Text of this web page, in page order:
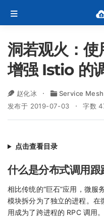
洞若观火：
增强 Istio 的
赵化冰
Service Mesh
发布于 2019-07-03
字数
点击查看目录
什么是分布式调用跟
相比传统的“巨石”应用，微服
模块拆分为了独立的进程。在
用成为了跨进程的 RPC 调用